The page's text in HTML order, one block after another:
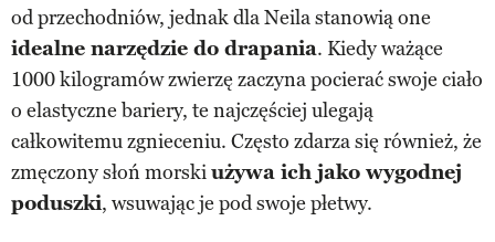
od przechodniów, jednak dla Neila stanowią one
idealne narzędzie do drapania. Kiedy ważące
1000 kilogramów zwierzę zaczyna pocierać swoje ciało
o elastyczne bariery, te najczęściej ulegają
całkowitemu zgnieceniu. Często zdarza się również, że
zmęczony słoń morskiużywa ich jako wygodnej
poduszki, wsuwając je pod swoje płetwy.